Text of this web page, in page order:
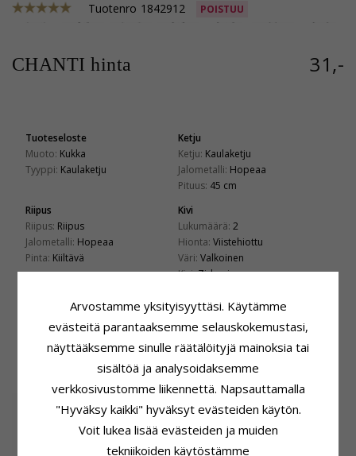
Tuotenro 1842912 POISTUU
CHANTI hinta 31,-
Tuoteseloste
Muoto: Kukka
Tyyppi: Kaulaketju
Ketju
Ketju: Kaulaketju
Jalometalli: Hopeaa
Pituus: 45 cm
Riipus
Riipus: Riipus
Jalometalli: Hopeaa
Pinta: Kiiltävä
Kivi
Lukumäärä: 2
Hionta: Viistehiottu
Väri: Valkoinen
Kivi:Zirkoni
7,0 mm
Leveys:6,0 mm
Toimitusaika:4-5 Arkipäivä
ASIAKKAAT OSTAVAT MYÖS
SALE 35%
Arvostamme yksityisyyttäsi. Käytämme
evästeitä parantaaksemme selauskokemustasi,
näyttääksemme sinulle räätälöityjä mainoksia tai
sisältöä ja analysoidaksemme
verkkosivustomme liikennettä. Napsauttamalla
"Hyväksy kaikki" hyväksyt evästeiden käytön.
Voit lukea lisää evästeiden ja muiden
tekniikoiden käytöstämme